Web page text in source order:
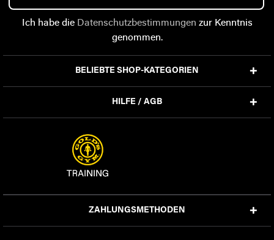
Ich habe die Datenschutzbestimmungen zur Kenntnis
genommen.
BELIEBTE SHOP-KATEGORIEN
HILFE / AGB
ZAHLUNGSMETHODEN